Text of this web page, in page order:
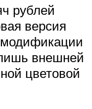
рублей
версия
модификации
внешней
цветовой